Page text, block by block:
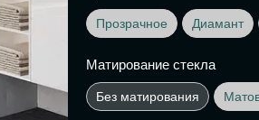
Прозрачное Диамант
Матирование стекла
Без матирования